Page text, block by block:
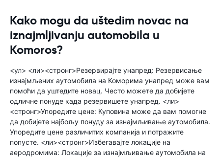
Kako mogu da uštedim novac na
iznajmljivanju automobila u
Komoros?
<ул> <ли><стронг>Резервирајте унапред: Резервисање
изнајмљених аутомобила на Коморима унапред може вам
помоћи да уштедите новац. Често можете да добијете
одличне понуде када резервишете унапред. <ли>
<стронг>Упоредите цене: Куповина може да вам помогне
да добијете најбољу понуду за изнајмљивање аутомобила.
Упоредите цене различитих компанија и потражите
попусте. <ли><стронг>Избегавајте локације на
аеродромима: Локације за изнајмљивање аутомобила на